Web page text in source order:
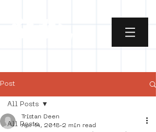
Post
All Posts
All Posts
Tristan Deen
Apr 14, 2018 2 min read